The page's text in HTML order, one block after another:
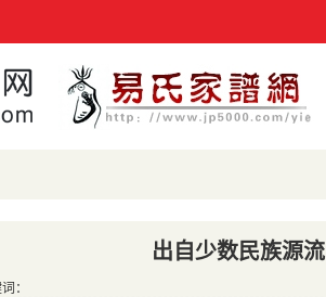
出自少数民族源流
：